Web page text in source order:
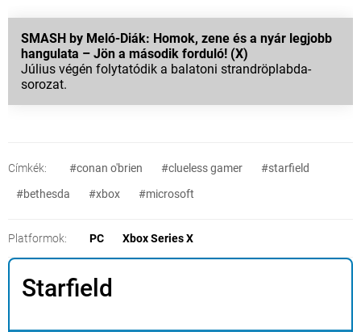
SMASH by Meló-Diák: Homok, zene és a nyár legjobb
hangulata – Jön a második forduló! (X)
Július végén folytatódik a balatoni strandröplabda-
sorozat.
Címkék: #conan o'brien #clueless gamer
#starfield
#bethesda
#xbox #microsoft
Platformok: PC Xbox Series X
Starfield